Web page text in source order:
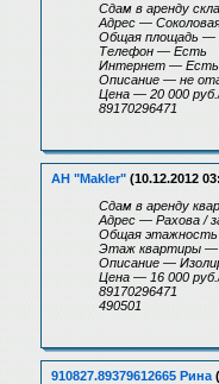
Cдам в аренду
Адрес —
Общая площадь —
Телефон — Есть
Интернет — Есть
Описание — не
Цена — 20 000
89170296471
АН "Makler" (10.12.2012
Сдам в аренду
Адрес — Рахова /
Общая
Этаж квартиры —
Описание —
Цена — 16 000
89170296471
490501
910827.89379612665 Рина